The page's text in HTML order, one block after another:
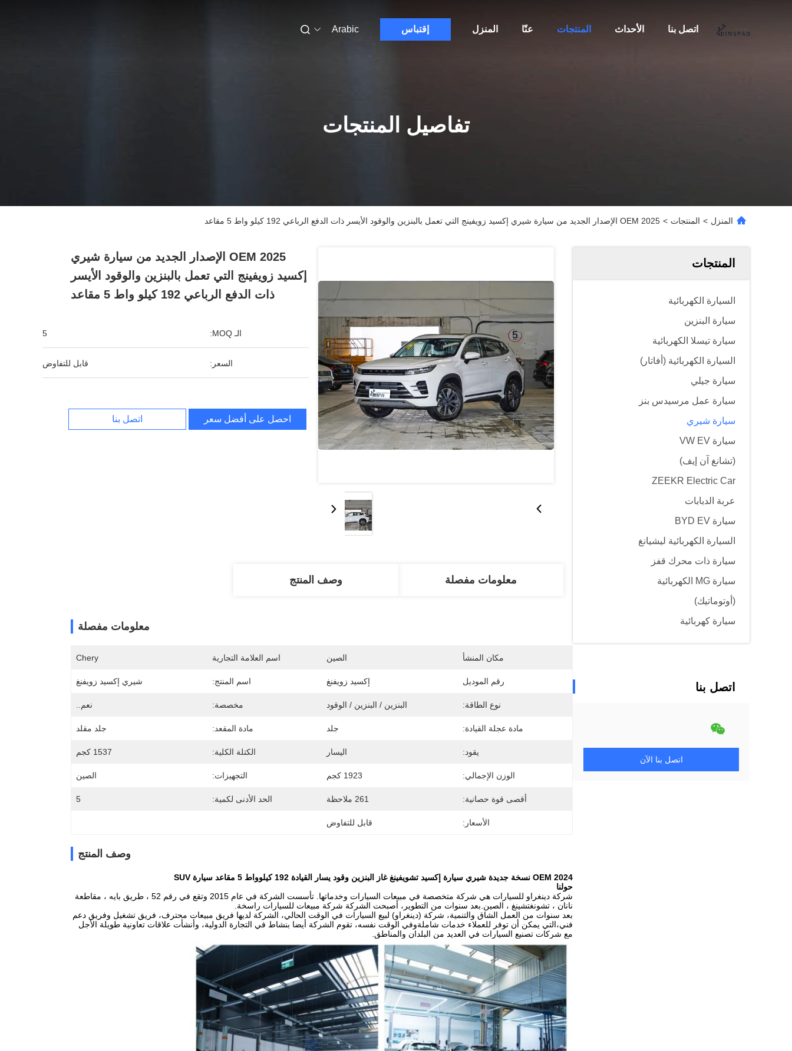
المنزل عنّا المنتجات الأحداث اتصل بنا إقتباس Arabic
تفاصيل المنتجات
المنزل > المنتجات > 2025 OEM الإصدار الجديد من سيارة شيري إكسيد زويفينج التي تعمل بالبنزين والوقود الأيسر ذات الدفع الرباعي 192 كيلو واط 5 مقاعد
المنتجات
السيارة الكهربائية
سيارة البنزين
سيارة تيسلا الكهربائية
السيارة الكهربائية (أفاتار)
سيارة جيلي
سيارة عمل مرسيدس بنز
سيارة شيري
سيارة VW EV
(تشانغ آن إيف)
ZEEKR Electric Car
عربة الدبابات
سيارة BYD EV
السيارة الكهربائية ليشيانغ
سيارة ذات محرك قفز
سيارة MG الكهربائية
(أوتوماتيك)
سيارة كهربائية
اتصل بنا
اتصل بنا الآن
2025 OEM الإصدار الجديد من سيارة شيري
إكسيد زويفينج التي تعمل بالبنزين والوقود الأيسر
ذات الدفع الرباعي 192 كيلو واط 5 مقاعد
الـ MOQ: 5
السعر: قابل للتفاوض
احصل على أفضل سعر اتصل بنا
معلومات مفصلة وصف المنتج
معلومات مفصلة
مكان المنشأ الصين اسم العلامة التجارية Chery
رقم الموديل إكسيد زويفنغ اسم المنتج: شيري إكسيد زويفنغ
نوع الطاقة: البنزين / البنزين / الوقود مخصصة: نعم..
مادة عجلة القيادة: جلد مادة المقعد: جلد مقلد
يقود: اليسار الكتلة الكلية: 1537 كجم
الوزن الإجمالي: 1923 كجم التجهيزات: الصين
أقصى قوة حصانية: 261 ملاحظة الحد الأدنى لكمية: 5
الأسعار: قابل للتفاوض
وصف المنتج
2024 OEM نسخة جديدة شيري سيارة إكسيد تشويفينغ غاز البنزين وقود يسار القيادة 192 كيلوواط 5 مقاعد سيارة SUV
حولنا
شركة دينغراو للسيارات هي شركة متخصصة في مبيعات السيارات وخدماتها. تأسست الشركة في عام 2015 وتقع في رقم 52 ، طريق بايه ، مقاطعة
نانان ، تشونغتشينغ ، الصين.بعد سنوات من التطوير، أصبحت الشركة شركة مبيعات للسيارات راسخة.
بعد سنوات من العمل الشاق والتنمية، شركة (دينغراو) لبيع السيارات في الوقت الحالي، الشركة لديها فريق مبيعات محترف، فريق تشغيل وفريق دعم
فني،التي يمكن أن توفر للعملاء خدمات شاملةوفي الوقت نفسه، تقوم الشركة أيضا بنشاط في التجارة الدولية، وأنشأت علاقات تعاونية طويلة الأجل
مع شركات تصنيع السيارات في العديد من البلدان والمناطق.